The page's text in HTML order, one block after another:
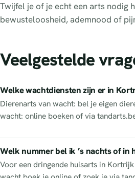
Twijfel je of je echt een arts nodig
bewusteloosheid, ademnood of
Veelgestelde
Welke wachtdiensten zijn er in
Dierenarts van wacht: bel je eigen
wacht: online boeken of via
Welk nummer bel ik ’s nachts of
Voor een dringende huisarts in